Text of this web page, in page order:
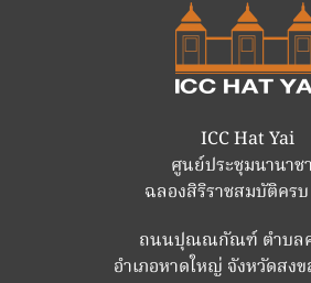
ICC Hat Yai
ศูนย์ประชุมนานาช
ฉลองสิริราชสมบัติคร
ถนนปุณณกัณฑ์ ตำบล
อำเภอหาดใหญ่ จังหวัดสง